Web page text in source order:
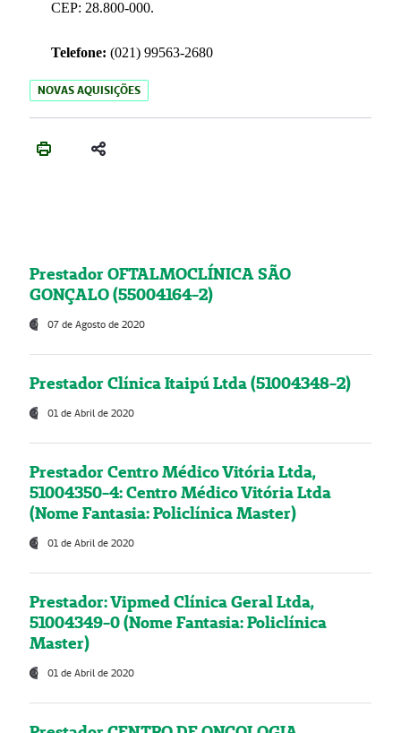
CEP: 28.800-000.
Telefone: (021) 99563-2680
NOVAS AQUISIÇÕES
Prestador OFTALMOCLÍNICA SÃO
GONÇALO (55004164-2)
07 de Agosto de 2020
Prestador Clínica Itaipú Ltda (51004348-2)
01 de Abril de 2020
Prestador Centro Médico Vitória Ltda,
51004350-4: Centro Médico Vitória Ltda
(Nome Fantasia: Policlínica Master)
01 de Abril de 2020
Prestador: Vipmed Clínica Geral Ltda,
51004349-0 (Nome Fantasia: Policlínica
Master)
01 de Abril de 2020